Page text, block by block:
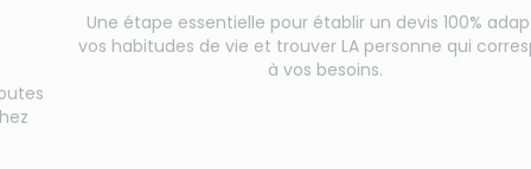
étape essentielle pour établir un devis 100% adapté à
habitudes de vie et trouver LA personne qui correspond
à vos besoins.